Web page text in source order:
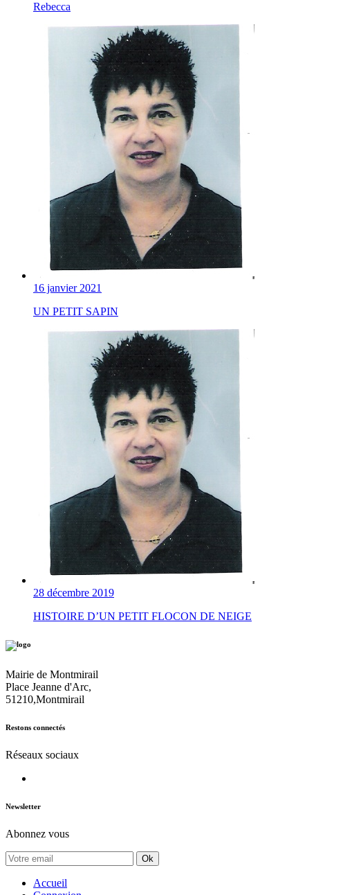
Rebecca
16 janvier 2021
UN PETIT SAPIN
28 décembre 2019
HISTOIRE D’UN PETIT FLOCON DE NEIGE
Mairie de Montmirail
Place Jeanne d'Arc,
51210,Montmirail
Restons connectés
Réseaux sociaux
Newsletter
Abonnez vous
Ok
Accueil